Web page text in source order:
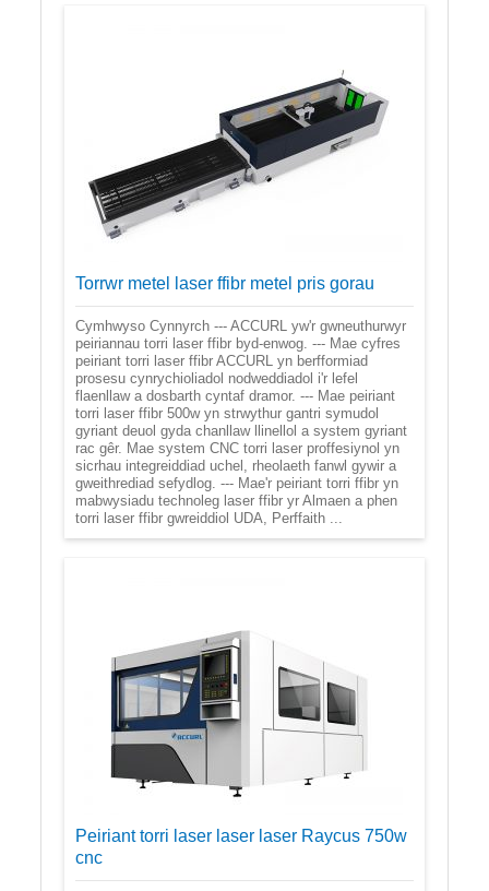
Torrwr metel laser ffibr metel pris gorau
Cymhwyso Cynnyrch --- ACCURL yw'r gwneuthurwyr
peiriannau torri laser ffibr byd-enwog. --- Mae cyfres
peiriant torri laser ffibr ACCURL yn berfformiad
prosesu cynrychioliadol nodweddiadol i'r lefel
flaenllaw a dosbarth cyntaf dramor. --- Mae peiriant
torri laser ffibr 500w yn strwythur gantri symudol
gyriant deuol gyda chanllaw llinellol a system gyriant
rac gêr. Mae system CNC torri laser proffesiynol yn
sicrhau integreiddiad uchel, rheolaeth fanwl gywir a
gweithrediad sefydlog. --- Mae'r peiriant torri ffibr yn
mabwysiadu technoleg laser ffibr yr Almaen a phen
torri laser ffibr gwreiddiol UDA, Perffaith ...
Peiriant torri laser laser laser Raycus 750w
cnc